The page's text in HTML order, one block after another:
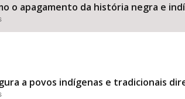
o apagamento da história negra e
a povos indígenas e tradicionais